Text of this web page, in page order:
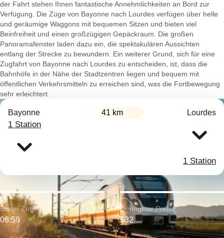
der Fahrt stehen Ihnen fantastische Annehmlichkeiten an Bord zur
Verfügung. Die Züge von Bayonne nach Lourdes verfügen über helle
und geräumige Waggons mit bequemen Sitzen und bieten viel
Beinfreiheit und einen großzügigen Gepäckraum. Die großen
Panoramafenster laden dazu ein, die spektakulären Aussichten
entlang der Strecke zu bewundern. Ein weiterer Grund, sich für eine
Zugfahrt von Bayonne nach Lourdes zu entscheiden, ist, dass die
Bahnhöfe in der Nähe der Stadtzentren liegen und bequem mit
öffentlichen Verkehrsmitteln zu erreichen sind, was die Fortbewegung
sehr erleichtert.
Bayonne 41 km Lourdes
1 Station
1 Station
Erster Zug:
06:59
Geringster Preis:
$32